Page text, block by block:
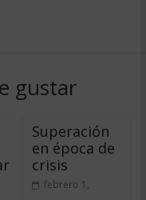
gustar
Superación
en época de
crisis
febrero 1,